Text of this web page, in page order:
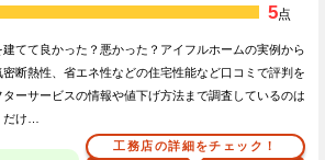
5点
てて良かった？悪かった？アイフルホームの実例から
断熱性、省エネ性などの住宅性能など口コミで評判を
ーサービスの情報や値下げ方法まで調査しているのは
だけ…
工務店の詳細をチェック！